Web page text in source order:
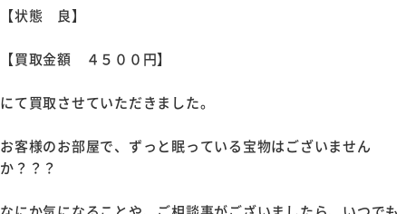
【状態 良】
【買取金額 ４５００円】
にて買取させていただきました。
お客様のお部屋で、ずっと眠っている宝物はございません
か？？？